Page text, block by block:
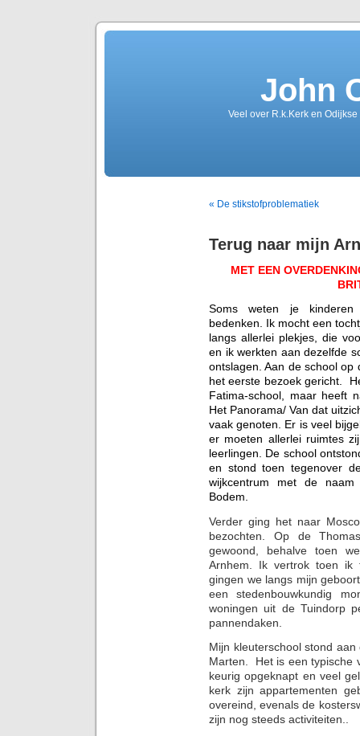
John
Veel over R.k.Kerk en
« De stikstofproblematiek
Terug naar mijn
MET EEN
Soms weten je kinderen
bedenken. Ik mocht een
langs allerlei plekjes, die
en ik werkten aan dezelfde
ontslagen. Aan de school op
het eerste bezoek gericht.
Fatima-school, maar heeft
Het Panorama/ Van dat
vaak genoten. Er is veel
er moeten allerlei ruimtes
leerlingen. De school
en stond toen tegenover
wijkcentrum met de
Bodem.
Verder ging het naar
bezochten. Op de
gewoond, behalve toen
Arnhem. Ik vertrok toen ik
gingen we langs mijn
een stedenbouwkundig
woningen uit de Tuindorp
pannendaken.
Mijn kleuterschool stond
Marten. Het is een typische
keurig opgeknapt en veel
kerk zijn appartementen
overeind, evenals de
zijn nog steeds activiteiten..